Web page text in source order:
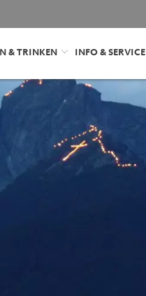
& TRINKEN INFO & SERVICE